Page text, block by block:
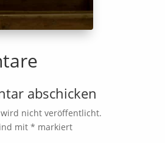
abschicken
nicht veröffentlicht.
mit * markiert